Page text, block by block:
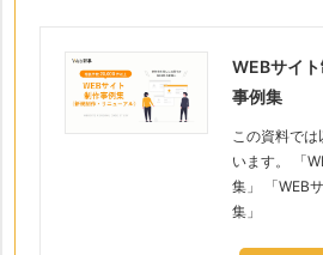
WEBサイ
事例集
この資料で
います。 「
集」 「WEB
集」